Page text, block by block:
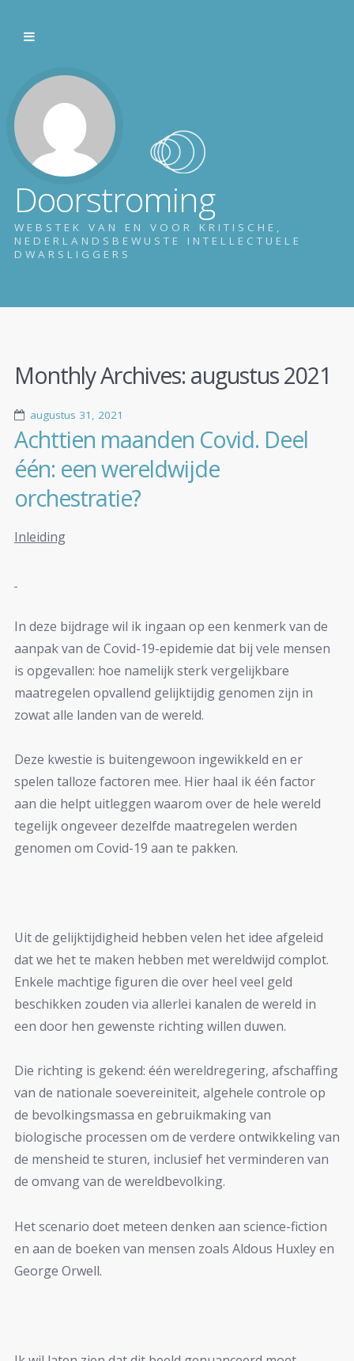
Doorstroming
WEBSTEK VAN EN VOOR KRITISCHE,
NEDERLANDSBEWUSTE INTELLECTUELE
DWARSLIGGERS
Monthly Archives: augustus 2021
augustus 31, 2021
Achttien maanden Covid. Deel
één: een wereldwijde
orchestratie?
Inleiding
In deze bijdrage wil ik ingaan op een kenmerk van de
aanpak van de Covid-19-epidemie dat bij vele mensen
is opgevallen: hoe namelijk sterk vergelijkbare
maatregelen opvallend gelijktijdig genomen zijn in
zowat alle landen van de wereld.
Deze kwestie is buitengewoon ingewikkeld en er
spelen talloze factoren mee. Hier haal ik één factor
aan die helpt uitleggen waarom over de hele wereld
tegelijk ongeveer dezelfde maatregelen werden
genomen om Covid-19 aan te pakken.
Uit de gelijktijdigheid hebben velen het idee afgeleid
dat we het te maken hebben met wereldwijd complot.
Enkele machtige figuren die over heel veel geld
beschikken zouden via allerlei kanalen de wereld in
een door hen gewenste richting willen duwen.
Die richting is gekend: één wereldregering, afschaffing
van de nationale soevereiniteit, algehele controle op
de bevolkingsmassa en gebruikmaking van
biologische processen om de verdere ontwikkeling van
de mensheid te sturen, inclusief het verminderen van
de omvang van de wereldbevolking.
Het scenario doet meteen denken aan science-fiction
en aan de boeken van mensen zoals Aldous Huxley en
George Orwell.